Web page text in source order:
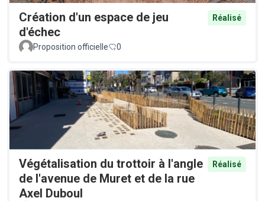
Création d'un espace de jeu
d'échec
Réalisé
Proposition officielle 0
Végétalisation du trottoir à l'angle
de l'avenue de Muret et de la rue
Axel Duboul
Réalisé